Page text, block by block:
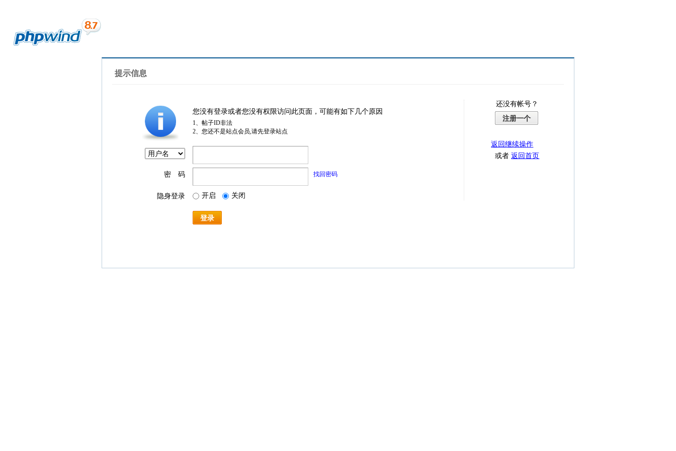
提示信息
您没有登录或者您没有权限访问此页面，可能有如下几个原因
1、帖子ID非法
2、您还不是站点会员,请先登录站点
密 码 找回密码
隐身登录 开启 关闭
登录
还没有帐号？
注册一个
返回继续操作
或者返回首页